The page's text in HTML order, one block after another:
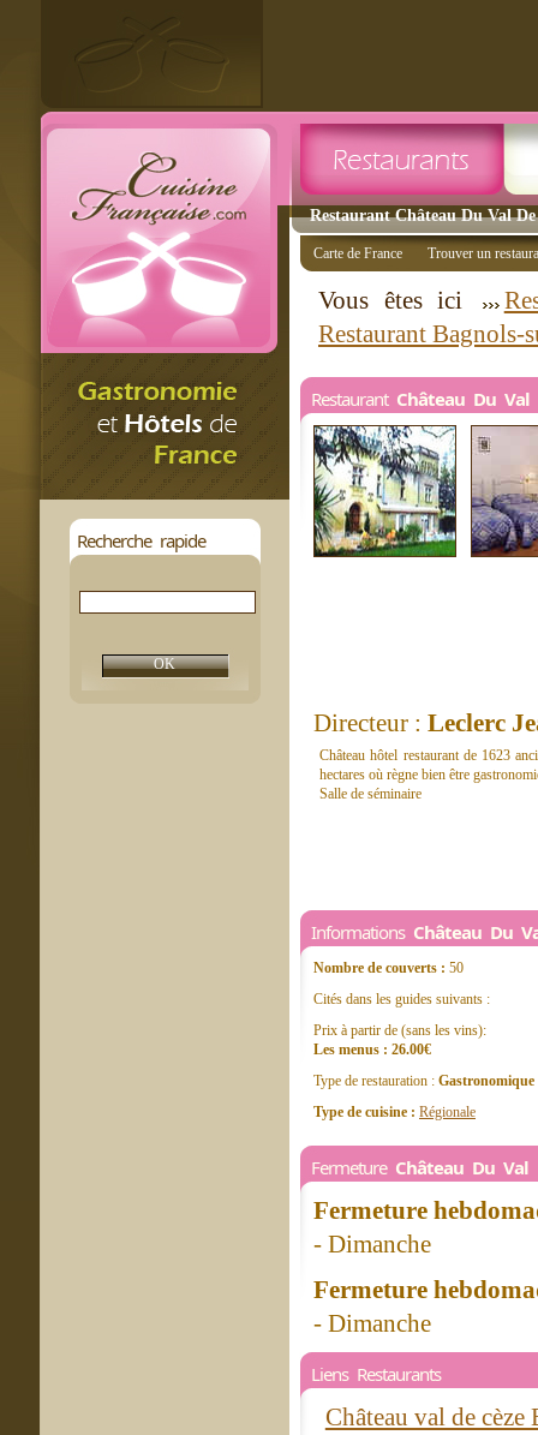
Restaurant Château Du Val
Recherche rapide
Carte de France Trouver un
Vous êtes ici
Restaurant Bagnols-
Restaurant Château Du Val
Directeur : Leclerc
Château hôtel restaurant de 1623
hectares où règne bien être
Salle de séminaire
Informations Château Du
Nombre de couverts : 50
Cités dans les guides suivants :
Prix à partir de (sans les vins):
Les menus : 26.00€
Type de restauration : Gastronomique
Type de cuisine : Régionale
Fermeture Château Du Val
Fermeture
- Dimanche
Fermeture
- Dimanche
Liens Restaurants
Château val de